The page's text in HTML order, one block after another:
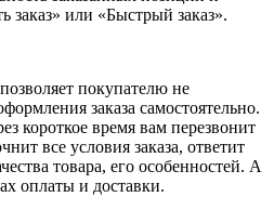
или «Быстрый заказ».
покупателю не
заказа самостоятельно.
короткое время вам перезвонит
все условия заказа, ответит
товара, его особенностей. А
оплаты и доставки.